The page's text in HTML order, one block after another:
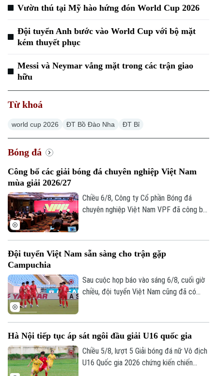
Xu hướng
Vườn thú tại Mỹ hào hứng đón World Cup 2026
Đội tuyển Anh bước vào World Cup với bộ mặt
kém thuyết phục
Messi và Neymar vắng mặt trong các trận giao
hữu
Từ khoá
world cup 2026 ĐT Bồ Đào Nha ĐT Bỉ
Bóng đá
Công bố các giải bóng đá chuyên nghiệp Việt Nam
mùa giải 2026/27
Chiều 6/8, Công ty Cổ phần Bóng đá
chuyên nghiệp Việt Nam VPF đã công bố
đấu chính thức cho giải V.League 1 mùa
Đội tuyển Việt Nam sẵn sàng cho trận gặp
Campuchia
Sau cuộc họp báo vào sáng 6/8, cuối giờ
chiều, đội tuyển Việt Nam cũng đã có
tưng bừng trước Indonesia ngay trên sân
khách.
Hà Nội tiếp tục áp sát ngôi đầu giải U16 quốc gia
Chiều 5/8, lượt 5 Giải bóng đá nữ Vô địch
U16 Quốc gia 2026 chứng kiến chiến